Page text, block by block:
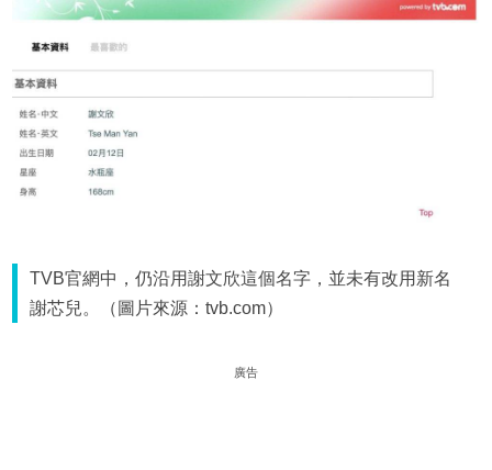
TVB官網中，仍沿用謝文欣這個名字，並未有改用新名
謝芯兒。（圖片來源：tvb.com）
廣告